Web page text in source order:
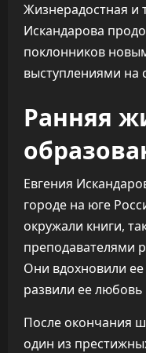
Жизнерадостная и
Искандарова
поклонников
выступлениями на
Ранняя
Евгения
городе на юге
окружали книги,
преподавателями
Они вдохновили
развили ее
После окончания
один из